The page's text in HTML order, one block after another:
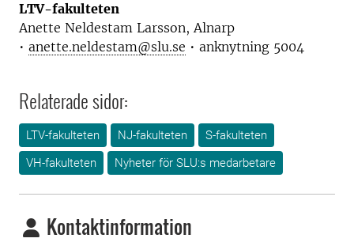
LTV-fakulteten
Anette Neldestam Larsson, Alnarp
• anette.neldestam@slu.se • anknytning 5004
Relaterade sidor:
LTV-fakulteten NJ-fakulteten
S-fakulteten
VH-fakulteten
Nyheter för SLU:s medarbetare
Kontaktinformation